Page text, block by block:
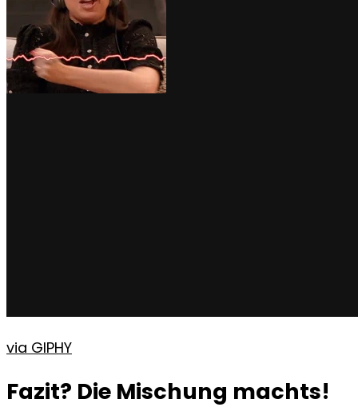
via GIPHY
Fazit? Die Mischung machts!